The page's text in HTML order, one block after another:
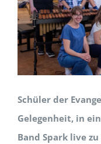
Schüler der
Gelegenheit, in
Band Spark live